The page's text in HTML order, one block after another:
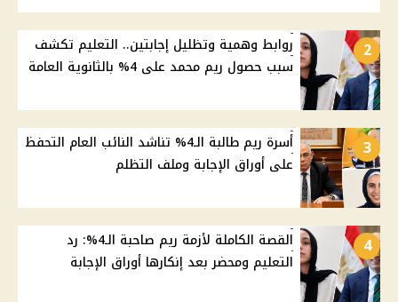
2
روابط وهمية وتظليل إجابتين.. التعليم تكشف
سبب حصول ريم محمد على 4% بالثانوية العامة
3
أسرة ريم طالبة الـ4% تناشد النائب العام التحفظ
على أوراق الإجابة وملف التظلم
4
القصة الكاملة لأزمة ريم صاحبة الـ4%: رد
التعليم ومحضر بعد إنكارها أوراق الإجابة